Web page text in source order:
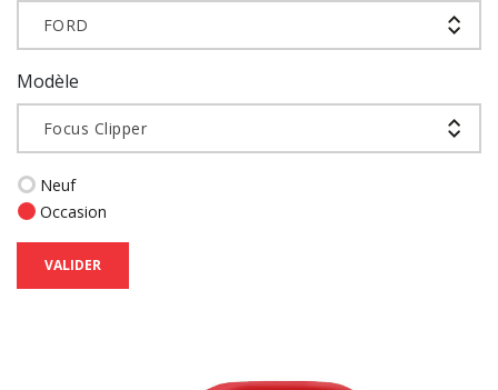
FORD
Modèle
Focus Clipper
Neuf
Occasion
VALIDER